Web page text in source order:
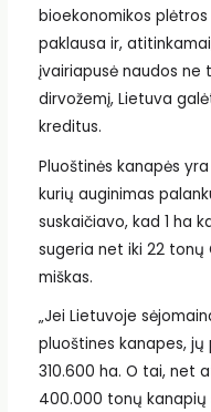
bioekonomikos
paklausa ir,
įvairiapusė naudos ne
dirvožemį, Lietuva
kreditus.
Pluoštinės kanapės
kurių auginimas
suskaičiavo, kad 1 ha
sugeria net iki 22
miškas.
„Jei Lietuvoje
pluoštines kanapes, jų
310.600 ha. O tai, net
400.000 tonų kanapių